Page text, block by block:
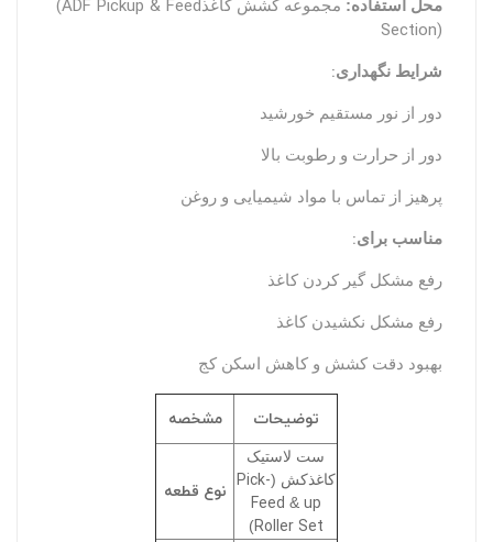
محل استفاده: مجموعه کشش کاغذ(ADF Pickup & Feed
Section)
شرایط نگهداری:
دور از نور مستقیم خورشید
دور از حرارت و رطوبت بالا
پرهیز از تماس با مواد شیمیایی و روغن
مناسب برای:
رفع مشکل گیر کردن کاغذ
رفع مشکل نکشیدن کاغذ
بهبود دقت کشش و کاهش اسکن کج
توضیحات مشخصه
ست لاستیک
کاغذکش (Pick-
up
&
Feed
Roller Set
)
نوع قطعه